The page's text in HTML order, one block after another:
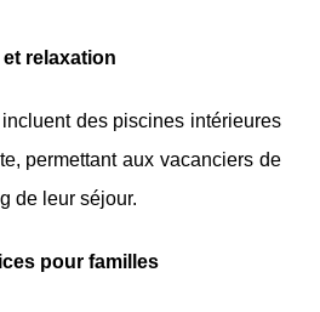
relaxation
des piscines intérieures
permettant aux vacanciers de
de leur séjour.
pour familles